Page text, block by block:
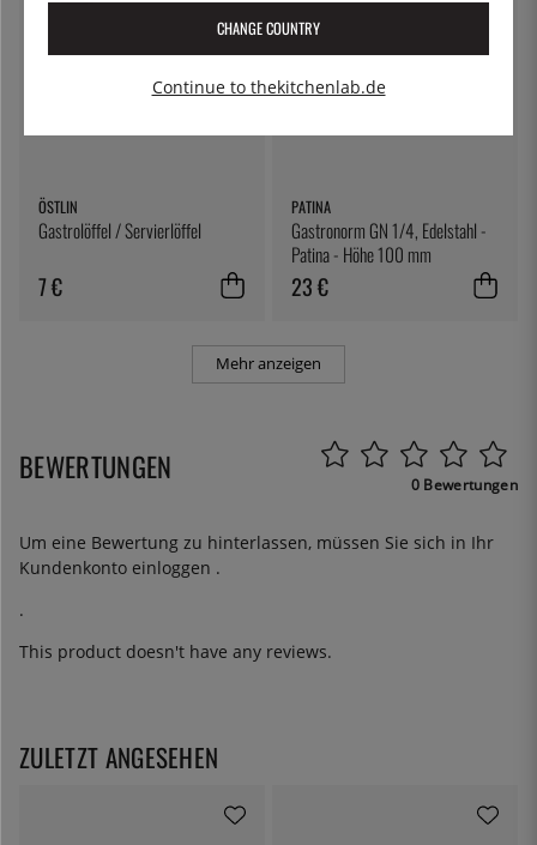
ÖSTLIN
Gastrolöffel / Servierlöffel
7 €
PATINA
Gastronorm GN 1/4, Edelstahl -
Patina - Höhe 100 mm
23 €
Mehr anzeigen
BEWERTUNGEN 0 Bewertungen
Um eine Bewertung zu hinterlassen, müssen Sie sich in Ihr
Kundenkonto einloggen .
.
This product doesn't have any reviews.
ZULETZT ANGESEHEN
CHANGE COUNTRY
Continue to thekitchenlab.de